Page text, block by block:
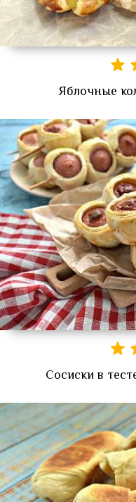
Яблочные
Сосиски в